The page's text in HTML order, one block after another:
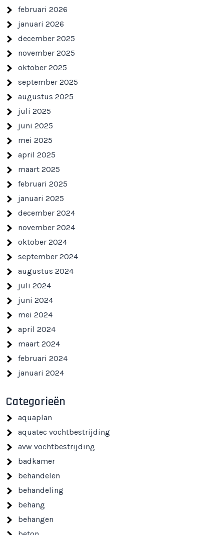
februari 2026
januari 2026
december 2025
november 2025
oktober 2025
september 2025
augustus 2025
juli 2025
juni 2025
mei 2025
april 2025
maart 2025
februari 2025
januari 2025
december 2024
november 2024
oktober 2024
september 2024
augustus 2024
juli 2024
juni 2024
mei 2024
april 2024
maart 2024
februari 2024
januari 2024
Categorieën
aquaplan
aquatec vochtbestrijding
avw vochtbestrijding
badkamer
behandelen
behandeling
behang
behangen